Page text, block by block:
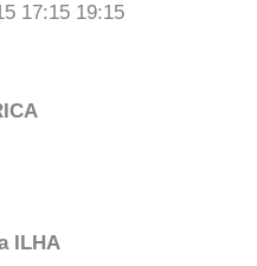
17:15 19:15
ILHA